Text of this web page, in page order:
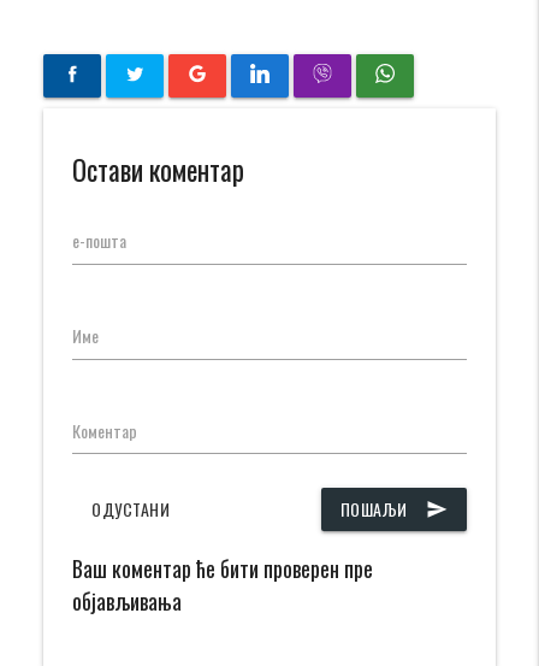
Остави коментар
е-пошта
Име
Коментар
ПОШАЉИ send
ОДУСТАНИ
Ваш коментар ће бити проверен пре
објављивања